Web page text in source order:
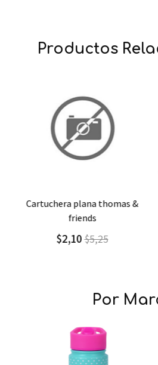
Productos
Agregar Detalle
friends
$2,10$5,25
Por